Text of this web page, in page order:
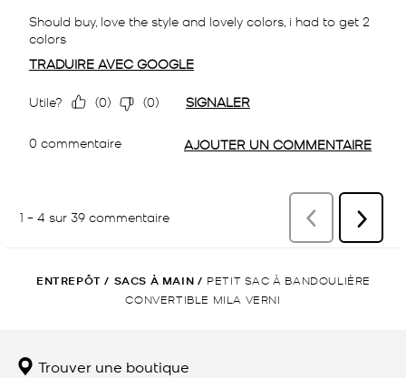
ENTREPÔT / SACS À MAIN / PETIT SAC À BANDOULIÈRE
CONVERTIBLE MILA VERNI
Trouver une boutique